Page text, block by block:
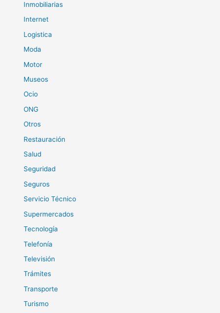
Inmobiliarias
Internet
Logistica
Moda
Motor
Museos
Ocio
ONG
Otros
Restauración
Salud
Seguridad
Seguros
Servicio Técnico
Supermercados
Tecnología
Telefonía
Televisión
Trámites
Transporte
Turismo